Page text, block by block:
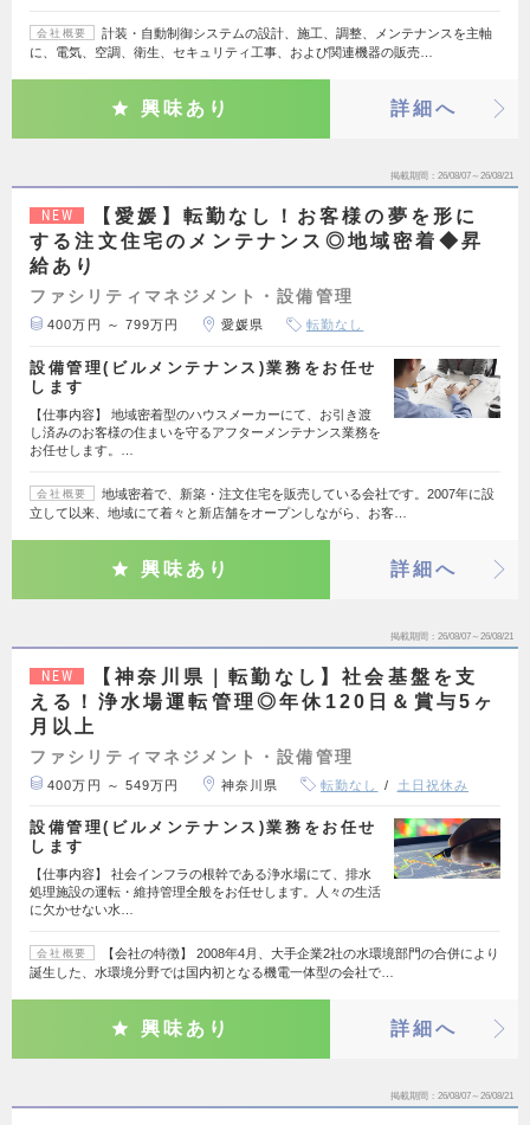
会社概要
計装・自動制御システムの設計、施工、調整、メンテナンスを主軸
に、電気、空調、衛生、セキュリティ工事、および関連機器の販売…
興味あり 詳細へ
掲載期間 26/08/07～26/08/21
NEW
【愛媛】転勤なし！お客様の夢を形に
する注文住宅のメンテナンス◎地域密着◆昇
給あり
ファシリティマネジメント・設備管理
400万円 ～ 799万円 愛媛県 転勤なし
設備管理(ビルメンテナンス)業務をお任せ
します
【仕事内容】 地域密着型のハウスメーカーにて、お引き渡
し済みのお客様の住まいを守るアフターメンテナンス業務を
お任せします。…
会社概要
地域密着で、新築・注文住宅を販売している会社です。2007年に設
立して以来、地域にて着々と新店舗をオープンしながら、お客…
興味あり 詳細へ
掲載期間 26/08/07～26/08/21
NEW
【神奈川県｜転勤なし】社会基盤を支
える！浄水場運転管理◎年休120日＆賞与5ヶ
月以上
ファシリティマネジメント・設備管理
400万円 ～ 549万円 神奈川県 転勤なし 土日祝休み
設備管理(ビルメンテナンス)業務をお任せ
します
【仕事内容】 社会インフラの根幹である浄水場にて、排水
処理施設の運転・維持管理全般をお任せします。人々の生活
に欠かせない水…
会社概要
【会社の特徴】 2008年4月、大手企業2社の水環境部門の合併により
誕生した、水環境分野では国内初となる機電一体型の会社で…
興味あり 詳細へ
掲載期間 26/08/07～26/08/21